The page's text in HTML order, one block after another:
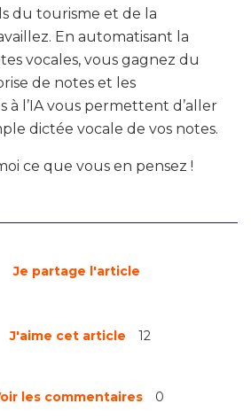
du tourisme et de la
En automatisant la
vocales, vous gagnez du
de notes et les
à l’IA vous permettent d’aller
dictée vocale de vos notes.
ce que vous en pensez !
Je partage l'article
J'aime cet article 12
les commentaires 0